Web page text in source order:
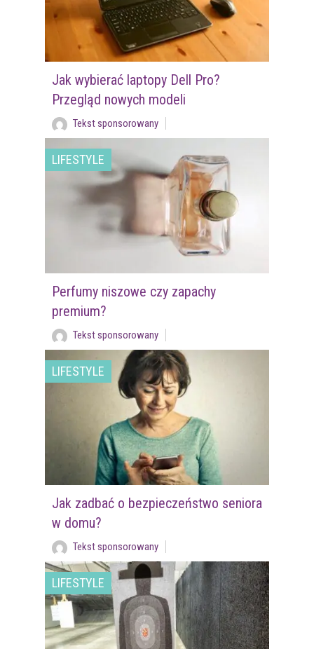
Jak wybierać laptopy Dell Pro?
Przegląd nowych modeli
Tekst sponsorowany
LIFESTYLE
Perfumy niszowe czy zapachy
premium?
Tekst sponsorowany
LIFESTYLE
Jak zadbać o bezpieczeństwo seniora
w domu?
Tekst sponsorowany
LIFESTYLE